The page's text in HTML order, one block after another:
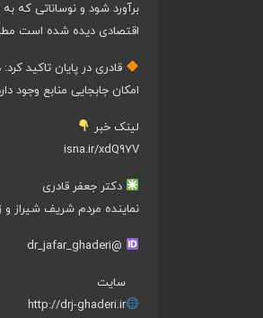
برآورد شود و نوساناتی که
اقتصادی دیده‌ شده است
قادری در پایان تاکید
امکان جابجایی منابع وجود دارد. باید بتوانیم در سال اول ۴۰
لینک خبر
isna.ir/xdQ97V
دکتر جعفر قادری
نماینده مردم شریف شیراز و
@dr_jafar_ghaderi
سایت
http://drj-ghaderi.ir